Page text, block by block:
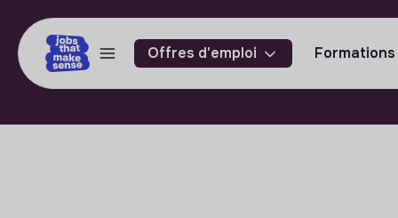
Offres d'emploi Formations